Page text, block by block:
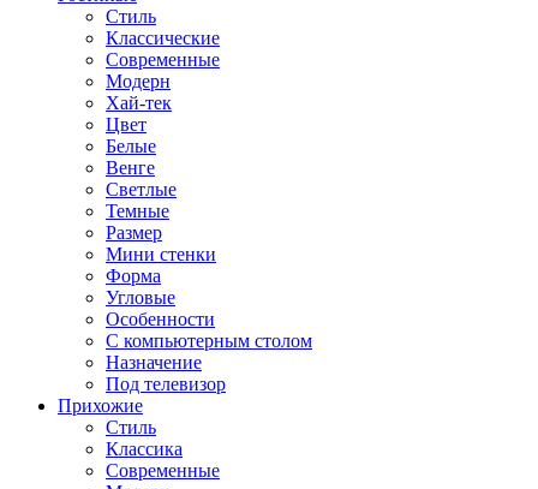
Стиль
Классические
Современные
Модерн
Хай-тек
Цвет
Белые
Венге
Светлые
Темные
Размер
Мини стенки
Форма
Угловые
Особенности
С компьютерным столом
Назначение
Под телевизор
Прихожие
Стиль
Классика
Современные